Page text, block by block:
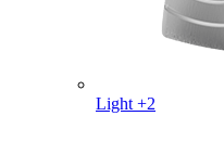
Light +2